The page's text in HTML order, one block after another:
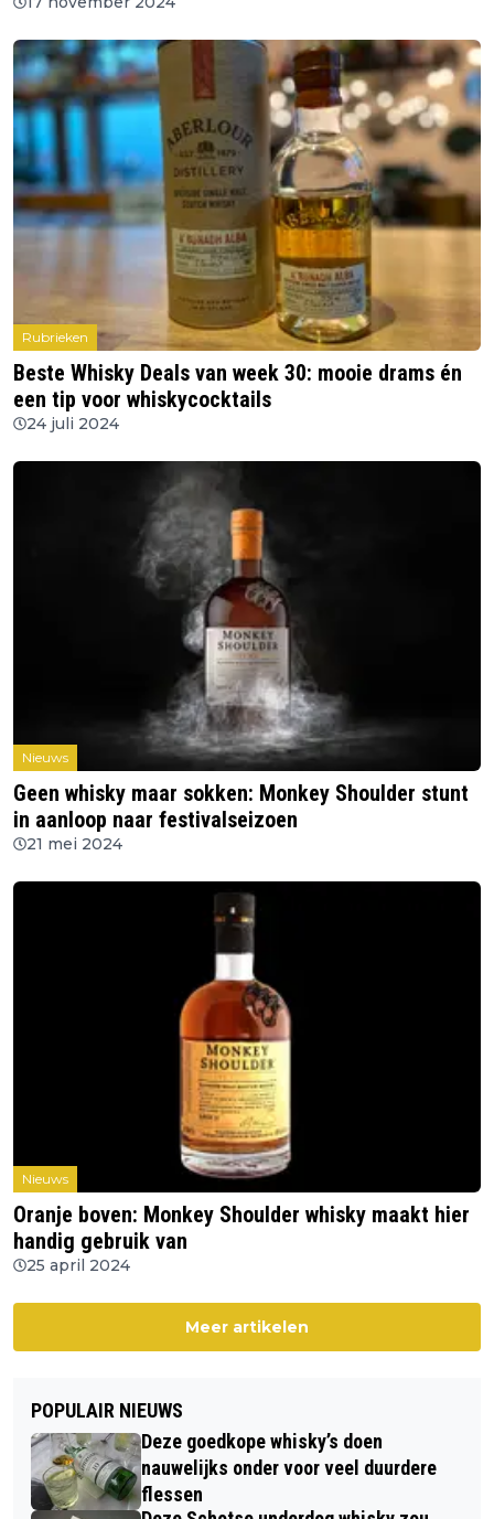
Rubrieken
Beste Whisky Deals van week 30: mooie drams én
een tip voor whiskycocktails
24 juli 2024
Nieuws
Geen whisky maar sokken: Monkey Shoulder stunt
in aanloop naar festivalseizoen
21 mei 2024
Nieuws
Oranje boven: Monkey Shoulder whisky maakt hier
handig gebruik van
25 april 2024
Meer artikelen
POPULAIR NIEUWS
Deze goedkope whisky’s doen
nauwelijks onder voor veel duurdere
flessen